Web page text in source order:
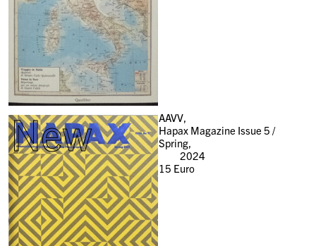
New
AAVV,
Hapax Magazine Issue 5 /
Spring,
2024
15 Euro